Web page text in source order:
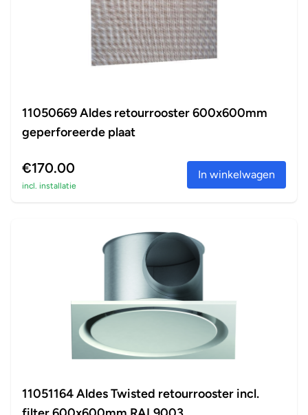
11050669 Aldes retourrooster 600x600mm
geperforeerde plaat
€170.00
incl. installatie
In winkelwagen
11051164 Aldes Twisted retourrooster incl.